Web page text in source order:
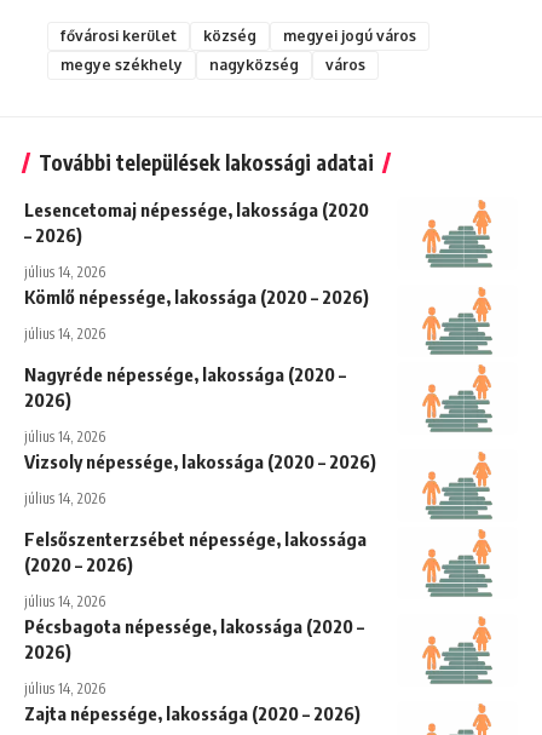
fővárosi kerület község
megyei jogú város
megye székhely
nagyközség város
További települések lakossági adatai
Lesencetomaj népessége, lakossága (2020
– 2026)
július 14, 2026
Kömlő népessége, lakossága (2020 – 2026)
július 14, 2026
Nagyréde népessége, lakossága (2020 –
2026)
július 14, 2026
Vizsoly népessége, lakossága (2020 – 2026)
július 14, 2026
Felsőszenterzsébet népessége, lakossága
(2020 – 2026)
július 14, 2026
Pécsbagota népessége, lakossága (2020 –
2026)
július 14, 2026
Zajta népessége, lakossága (2020 – 2026)